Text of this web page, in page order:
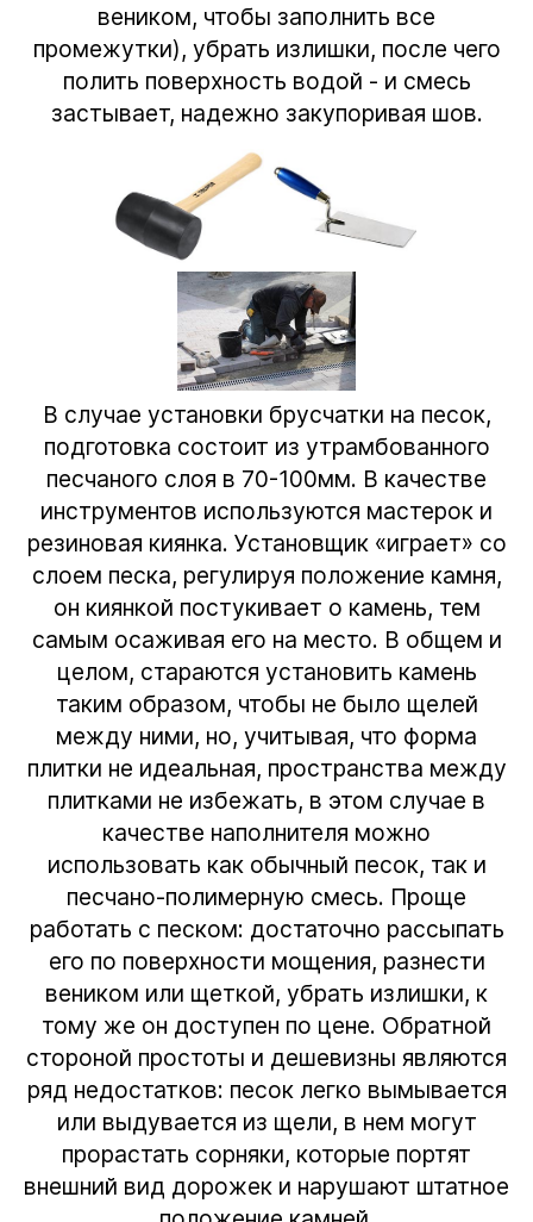
веником, чтобы заполнить все
промежутки), убрать излишки, после чего
полить поверхность водой - и смесь
застывает, надежно закупоривая шов.
В случае установки брусчатки на песок,
подготовка состоит из утрамбованного
песчаного слоя в 70-100мм. В качестве
инструментов используются мастерок и
резиновая киянка. Установщик «играет» со
слоем песка, регулируя положение камня,
он киянкой постукивает о камень, тем
самым осаживая его на место. В общем и
целом, стараются установить камень
таким образом, чтобы не было щелей
между ними, но, учитывая, что форма
плитки не идеальная, пространства между
плитками не избежать, в этом случае в
качестве наполнителя можно
использовать как обычный песок, так и
песчано-полимерную смесь. Проще
работать с песком: достаточно рассыпать
его по поверхности мощения, разнести
веником или щеткой, убрать излишки, к
тому же он доступен по цене. Обратной
стороной простоты и дешевизны являются
ряд недостатков: песок легко вымывается
или выдувается из щели, в нем могут
прорастать сорняки, которые портят
внешний вид дорожек и нарушают штатное